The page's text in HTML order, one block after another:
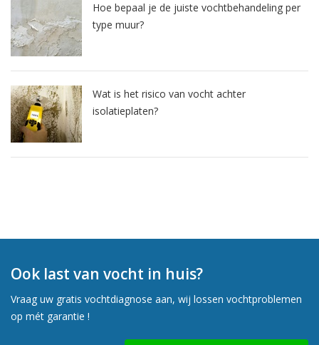
Hoe bepaal je de juiste vochtbehandeling per
type muur?
Wat is het risico van vocht achter
isolatieplaten?
Ook last van vocht in huis?
Vraag uw gratis vochtdiagnose aan, wij lossen vochtproblemen
op mét garantie !